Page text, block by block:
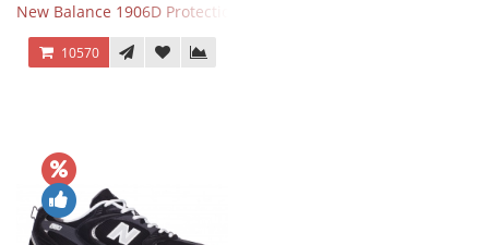
New Balance 1906D Protection Pack Turtledove
10570